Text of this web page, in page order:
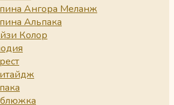
Ангора Меланж
Альпака
Колор